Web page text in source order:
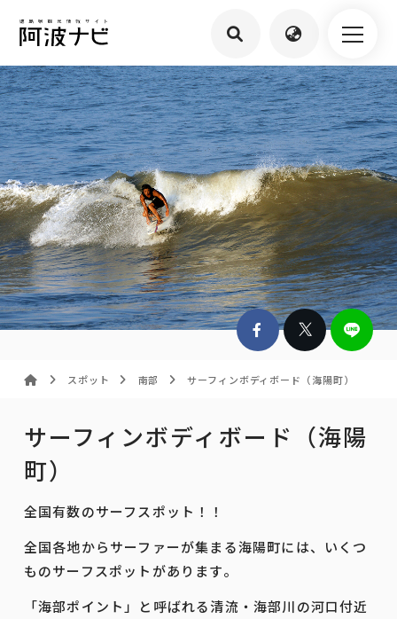
スポット 南部 サーフィンボディボード（海陽町）
サーフィンボディボード（海陽
町）
全国有数のサーフスポット！！
全国各地からサーファーが集まる海陽町には、いくつ
ものサーフスポットがあります。
「海部ポイント」と呼ばれる清流・海部川の河口付近